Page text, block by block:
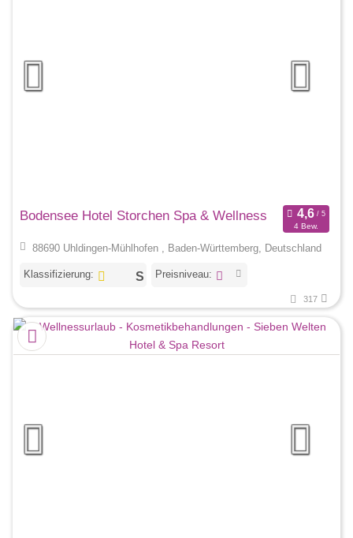
Bodensee Hotel Storchen Spa & Wellness
4 Bew.
88690 Uhldingen-Mühlhofen , Baden-Württemberg, Deutschland
Klassifizierung: Preisniveau:
317